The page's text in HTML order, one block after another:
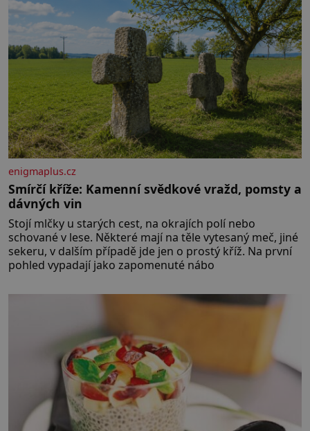
enigmaplus.cz
Smírčí kříže: Kamenní svědkové vražd, pomsty a
dávných vin
Stojí mlčky u starých cest, na okrajích polí nebo
schované v lese. Některé mají na těle vytesaný meč, jiné
sekeru, v dalším případě jde jen o prostý kříž. Na první
pohled vypadají jako zapomenuté nábo